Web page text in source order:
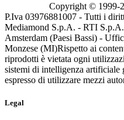
Copyright © 1999-
P.Iva 03976881007 - Tutti i
Mediamond S.p.A. - RTI
Amsterdam (Paesi Bassi) -
Monzese (MI)Rispetto ai
riprodotti è vietata ogni
sistemi di intelligenza artificiale
espresso di utilizzare mezzi
Legal